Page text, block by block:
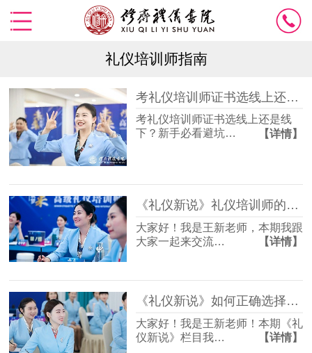
礼仪培训师指南
考礼仪培训师证书选线上还是线下？新手必看避坑指南
考礼仪培训师证书选线上还是线
下？新手必看避坑…
【详情】
《礼仪新说》礼仪培训师的职业发展如何开展
大家好！我是王新老师，本期我跟
大家一起来交流…
【详情】
《礼仪新说》如何正确选择颁发礼仪培训师证书的考证机构
大家好！我是王新老师！本期《礼
仪新说》栏目我…
【详情】